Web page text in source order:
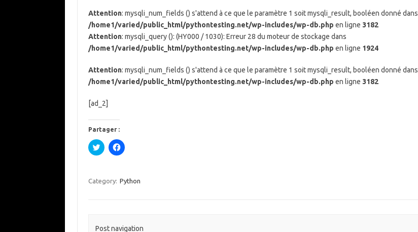
Attention: mysqli_num_fields () s'attend à ce que le paramètre 1 soit mysqli_result, booléen donné dans
/home1/varied/public_html/pythontesting.net/wp-includes/wp-db.php en ligne 3182
Attention: mysqli_query (): (HY000 / 1030): Erreur 28 du moteur de stockage dans
/home1/varied/public_html/pythontesting.net/wp-includes/wp-db.php en ligne 1924
Attention: mysqli_num_fields () s'attend à ce que le paramètre 1 soit mysqli_result, booléen donné dans
/home1/varied/public_html/pythontesting.net/wp-includes/wp-db.php en ligne 3182
[ad_2]
Partager :
C
l
e
z
a
C
l
e
z
a
Category: Python
Post navigation